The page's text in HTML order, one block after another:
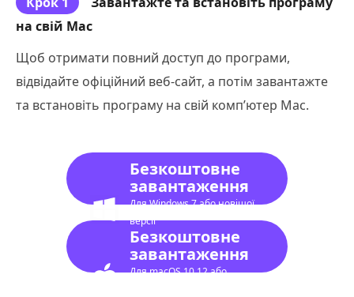
на свій Mac
Щоб отримати повний доступ до програми,
відвідайте офіційний веб-сайт, а потім завантажте
та встановіть програму на свій комп’ютер Mac.
Безкоштовне
завантаження
Для Windows 7 або новішої
версії
Безкоштовне
завантаження
Для macOS 10.12 або